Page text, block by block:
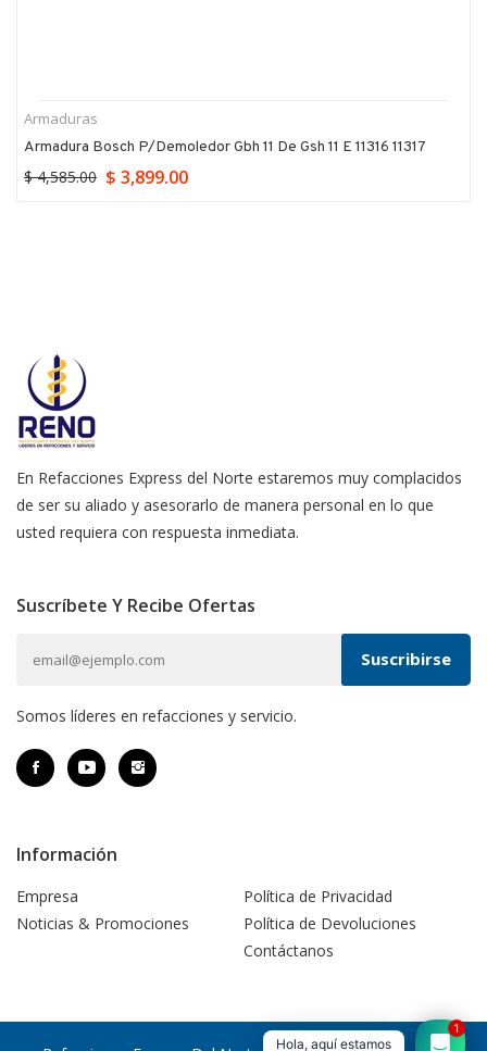
Armaduras
Armadura Bosch P/demoledor Gbh 11 De Gsh 11 E 11316 11317
$ 4,585.00 $ 3,899.00
En Refacciones Express del Norte estaremos muy complacidos
de ser su aliado y asesorarlo de manera personal en lo que
usted requiera con respuesta inmediata.
Suscríbete Y Recibe Ofertas
Somos líderes en refacciones y servicio.
Información
Empresa
Noticias & Promociones
Política de Privacidad
Política de Devoluciones
Contáctanos
Hola, aquí estamos
1